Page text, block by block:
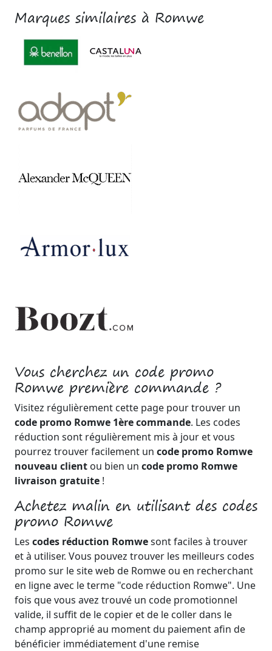
Marques similaires à Romwe
Vous cherchez un code promo
Romwe première commande ?
Visitez régulièrement cette page pour trouver un
code promo Romwe 1ère commande. Les codes
réduction sont régulièrement mis à jour et vous
pourrez trouver facilement un code promo Romwe
nouveau client ou bien un code promo Romwe
livraison gratuite !
Achetez malin en utilisant des codes
promo Romwe
Les codes réduction Romwesont faciles à trouver
et à utiliser. Vous pouvez trouver les meilleurs codes
promo sur le site web de Romwe ou en recherchant
en ligne avec le terme "code réduction Romwe". Une
fois que vous avez trouvé un code promotionnel
valide, il suffit de le copier et de le coller dans le
champ approprié au moment du paiement afin de
bénéficier immédiatement d'une remise